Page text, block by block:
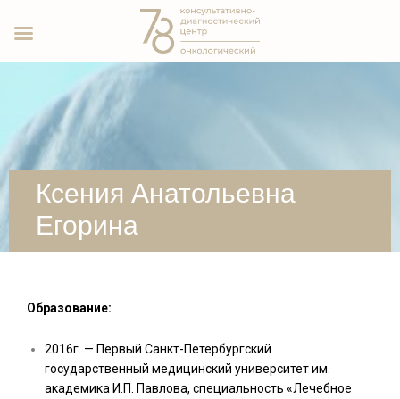
Ксения Анатольевна
Егорина
Образование:
2016г. — Первый Санкт-Петербургский
государственный медицинский университет им.
академика И.П. Павлова, специальность «Лечебное